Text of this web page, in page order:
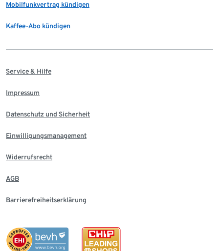
Mobilfunkvertrag kündigen
Kaffee-Abo kündigen
Service & Hilfe
Impressum
Datenschutz und Sicherheit
Einwilligungsmanagement
Widerrufsrecht
AGB
Barrierefreiheitserklärung